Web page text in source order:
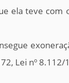
ela teve com
Lei nº 8.112/